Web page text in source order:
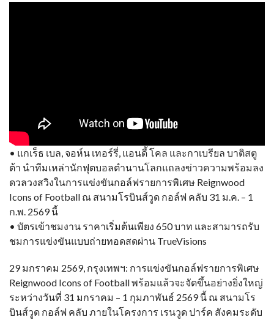
• แกเร็ธ เบล, จอห์น เทอร์รี่, แอนดี้ โคล และกาเบรียล บาติสตู
ต้า นำทีมเหล่านักฟุตบอลตำนานโลกแถลงข่าวความพร้อมลง
ดวลวงสวิงในการแข่งขันกอล์ฟรายการพิเศษ Reignwood
Icons of Football ณ สนามโรบินส์วูด กอล์ฟ คลับ 31 ม.ค. – 1
ก.พ. 2569 นี้
• บัตรเข้าชมงาน ราคาเริ่มต้นเพียง 650 บาท และสามารถรับ
ชมการแข่งขันแบบถ่ายทอดสดผ่าน TrueVisions
29 มกราคม 2569, กรุงเทพฯ: การแข่งขันกอล์ฟรายการพิเศษ
Reignwood Icons of Football พร้อมแล้วจะจัดขึ้นอย่างยิ่งใหญ่
ระหว่างวันที่ 31 มกราคม – 1 กุมภาพันธ์ 2569 นี้ ณ สนามโร
บินส์วูด กอล์ฟ คลับ ภายในโครงการ เรนวูด ปาร์ค สังคมระดับ